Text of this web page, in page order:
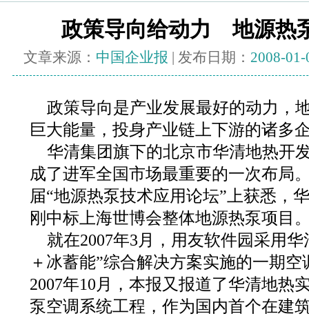
政策导向给动力 地源热
文章来源： 中国企业报 | 发布日期： 2008-01-
政策导向是产业发展最好的动力，
巨大能量，投身产业链上下游的诸多
华清集团旗下的北京市华清地热开
成了进军全国市场最重要的一次布局
届“地源热泵技术应用论坛”上获悉，
刚中标上海世博会整体地源热泵项目
就在2007年3月，用友软件园采用
＋冰蓄能”综合解决方案实施的一期
2007年10月，本报又报道了华清地热
泵空调系统工程，作为国内首个在建